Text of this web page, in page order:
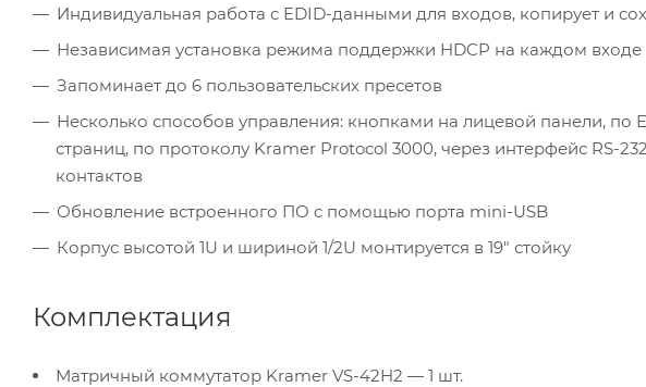
Индивидуальная работа с EDID-данными для входов, копирует и
Независимая установка режима поддержки HDCP на каждом входе
Запоминает до 6 пользовательских пресетов
Несколько способов управления: кнопками на лицевой панели, по
страниц, по протоколу Kramer Protocol 3000, через интерфейс RS-
контактов
Обновление встроенного ПО c помощью порта mini-USB
Корпус высотой 1U и шириной 1/2U монтируется в 19″ стойку
Комплектация
Матричный коммутатор Kramer VS-42H2 — 1 шт.